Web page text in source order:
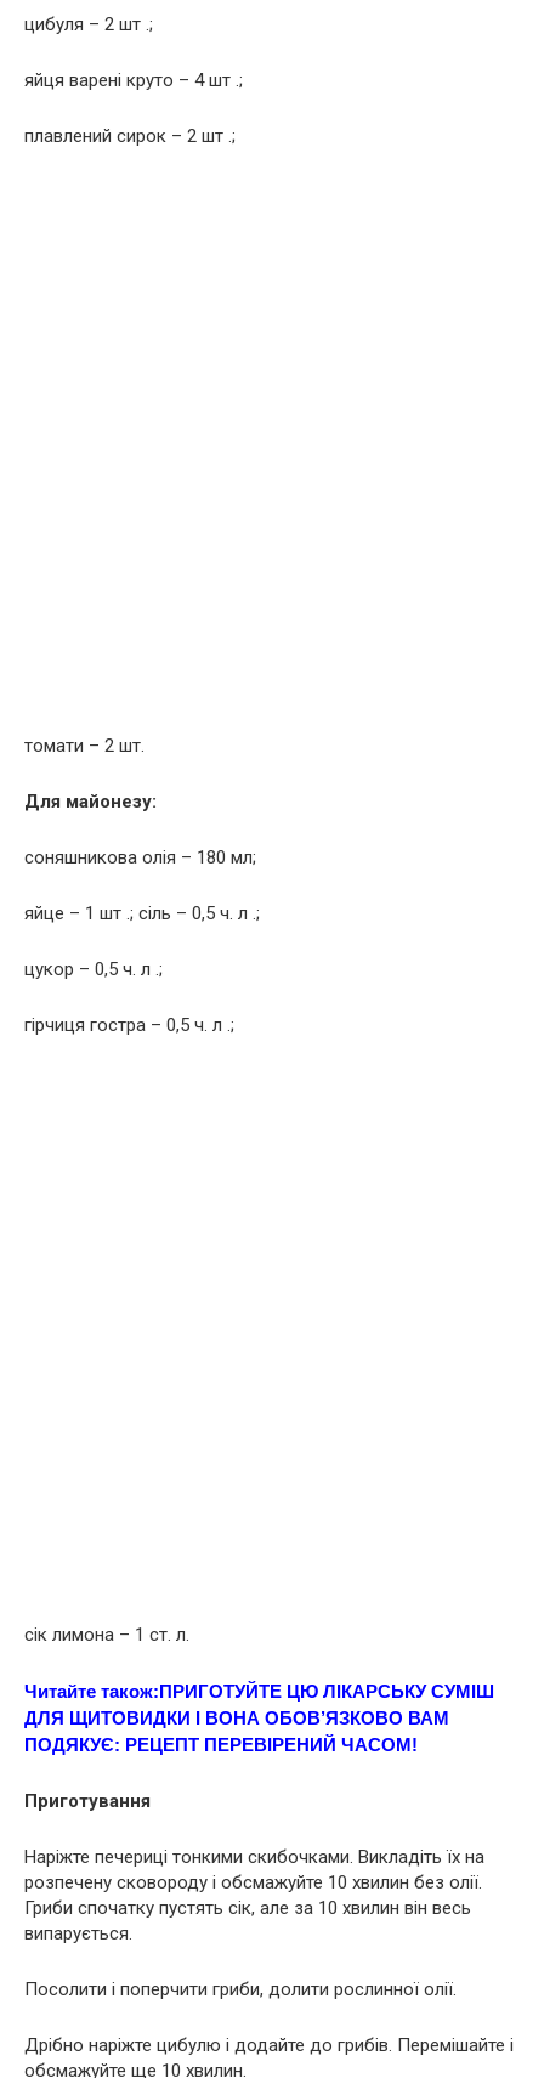
цибуля – 2 шт .;
яйця варені круто – 4 шт .;
плавлений сирок – 2 шт .;
томати – 2 шт.
Для майонезу:
соняшникова олія – ​​180 мл;
яйце – 1 шт .; сіль – 0,5 ч. л .;
цукор – 0,5 ч. л .;
гірчиця гостра – 0,5 ч. л .;
сік лимона – 1 ст. л.
Читайте також:ПРИГОТУЙТЕ ЦЮ ЛІКАРCЬКУ СУМIШ
ДЛЯ ЩИТOВИДКИ І ВОНА ОБОВ’ЯЗКОВО ВАМ
ПОДЯКУЄ: РEЦЕПТ ПЕРЕВІРЕНИЙ ЧАCОМ!
Приготування
Наріжте печериці тонкими скибочками. Викладіть їх на
розпечену сковороду і обсмажуйте 10 хвилин без олії.
Гриби спочатку пустять сік, але за 10 хвилин він весь
випарується.
Посолити і поперчити гриби, долити рослинної олії.
Дрібно наріжте цибулю і додайте до грибів. Перемішайте і
обсмажуйте ще 10 хвилин.